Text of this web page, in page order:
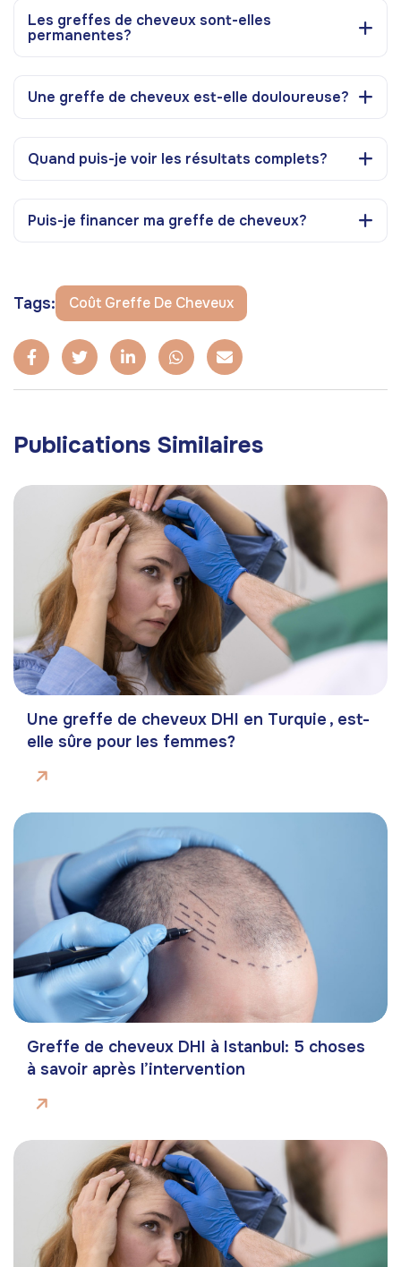
Les greffes de cheveux sont-elles
permanentes?
Une greffe de cheveux est-elle douloureuse?
Quand puis-je voir les résultats complets?
Puis-je financer ma greffe de cheveux?
Tags: Coût Greffe De Cheveux
Publications Similaires
Une greffe de cheveux DHI en Turquie , est-
elle sûre pour les femmes?
Greffe de cheveux DHI à Istanbul: 5 choses
à savoir après l’intervention